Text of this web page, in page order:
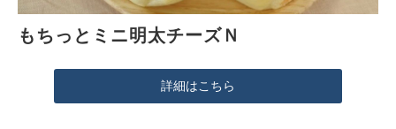
もちっとミニ明太チーズＮ
詳細はこちら